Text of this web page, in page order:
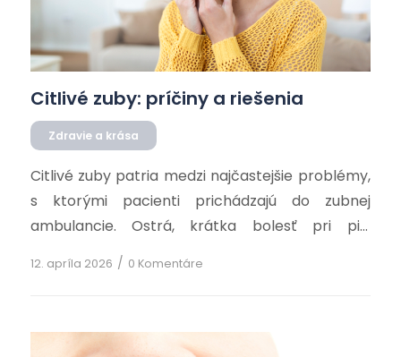
Zdravie a krása
Citlivé zuby: príčiny a riešenia
Citlivé zuby patria medzi najčastejšie problémy,
s ktorými pacienti prichádzajú do zubnej
ambulancie. Ostrá, krátka bolesť pri pití
studeného nápoja, horúcej kávy alebo sladkého
jedla dokáže výrazne znepríjemniť každodenný
12. apríla 2026 / 0 Komentáre